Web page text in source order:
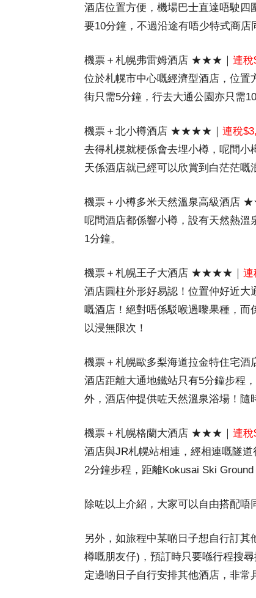
酒店位置方便，機場巴士直達唔駛四
要10分鐘，不過沿途有唔少特式商店
機票＋札幌弗雷姆酒店 ★★★｜ 連稅
位於札幌市中心嘅經濟型酒店，位
街只需5分鐘，行去大通公園亦只需10
機票＋北小樽酒店 ★★★★｜ 連稅
去得札榥就梗係會去埋小樽，呢間
天係酒店就已經可以欣賞到白茫茫嘅
機票＋小樽多米天然溫泉高級酒店
呢間酒店都係響小樽，設有天然熱
1分鐘。
機票＋札幌王子大酒店 ★★★★｜ 連
酒店圓柱外形好易認！位置仲好近大
嘅酒店！絕對唔係駁喉過嚟果種，
以浸無限次！
機票＋札幌歐多梨海道拉金特住宅
酒店距離大通地鐵站只有5分鐘步程
外，酒店仲提供咗天然溫泉浴場！隨
機票＋札幌格蘭大酒店 ★★★｜ 連稅
酒店與JR札幌站相連，經相連嘅隧
2分鐘步程，距離Kokusai Ski Ground
除咗以上介紹，大家可以自由搭配唔
另外，如旅程中某啲日子想自行訂
樽嘅朋友仔)，預訂時只要喺行程搜
定邊啲日子自行安排其他酒店，非常